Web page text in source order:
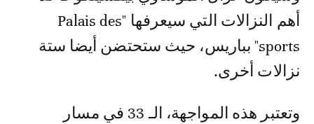
أھم النزالات التي سيعرفها "Palais des
sports" بباريس، حيث ستحتضن أيضا ستة
نزالات أخرى.
وتعتبر هذه المواجهة، الـ 33 في مسار